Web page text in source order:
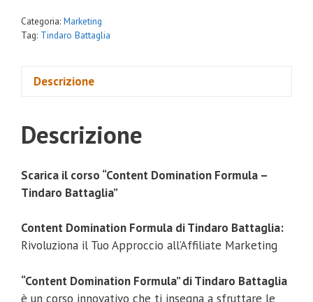
Categoria: Marketing
Tag: Tindaro Battaglia
Descrizione
Descrizione
Scarica il corso “Content Domination Formula –
Tindaro Battaglia”
Content Domination Formula di Tindaro Battaglia:
Rivoluziona il Tuo Approccio all’Affiliate Marketing
“Content Domination Formula” di Tindaro Battaglia
è un corso innovativo che ti insegna a sfruttare le